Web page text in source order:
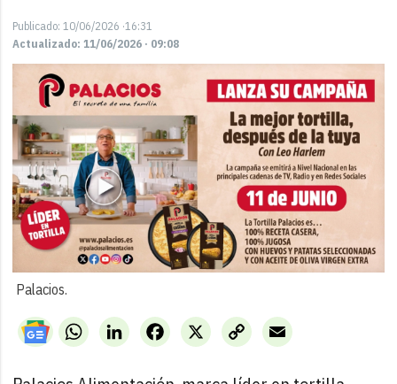
Publicado: 10/06/2026 ·16:31
Actualizado: 11/06/2026 · 09:08
WhatsAppLinkedIn X
Facebook
Copy
Link
Email
Palacios.